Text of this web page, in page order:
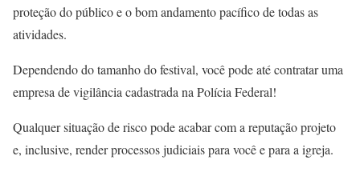
proteção do público e o bom andamento pacífico de todas as
atividades.
Dependendo do tamanho do festival, você pode até contratar uma
empresa de vigilância cadastrada na Polícia Federal!
Qualquer situação de risco pode acabar com a reputação projeto
e, inclusive, render processos judiciais para você e para a igreja.